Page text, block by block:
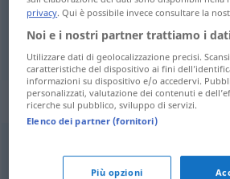
salgın(hastalık) Epidemie
Sinonimi per
Landplage,Seuche
privacy. Qui è possibile invece consultare la
Noi e i nostri partner trattiamo i
Utilizzare dati di geolocalizzazione precisi.
caratteristiche del dispositivo ai fini
informazioni su dispositivo e/o accedervi.
personalizzati, valutazione dei contenuti e
ricerche sul pubblico, sviluppo di servizi.
Elenco dei partner (fornitori)
Più opzioni